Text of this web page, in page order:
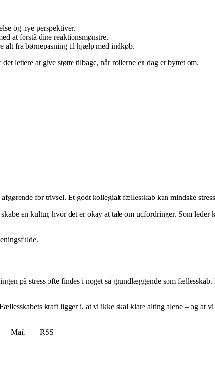
og nye perspektiver.
at forstå dine reaktionsmønstre.
alt fra børnepasning til hjælp med indkøb.
lettere at give støtte tilbage, når rollerne en dag er byttet om.
for trivsel. Et godt kollegialt fællesskab kan mindske
en kultur, hvor det er okay at tale om udfordringer. Som
på stress ofte findes i noget så grundlæggende som
kraft ligger i, at vi ikke skal klare alting alene – og at
Mail
RSS